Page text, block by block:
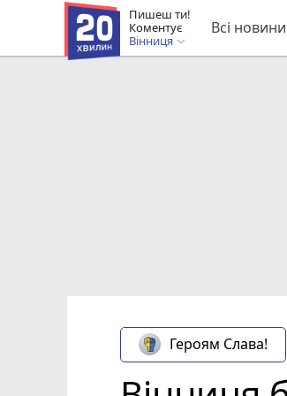
Пишеш ти!
Коментує
Вінниця
Всі новини
Героям Слава!